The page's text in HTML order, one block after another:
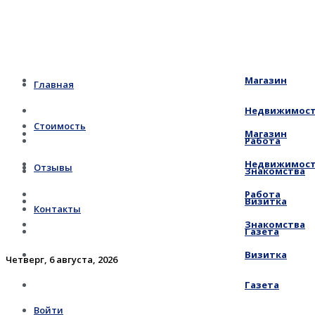
Главная
Стоимость
Отзывы
Контакты
Четверг, 6 августа, 2026
Войти
Магазин
Работа
Знакомства
Визитка
Газета
Магазин
Работа
Знакомства
Визитка
Газета